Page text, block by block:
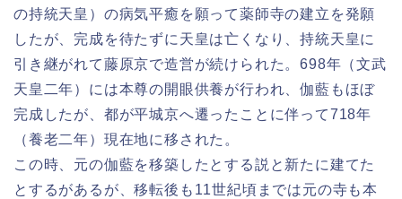
の持統天皇）の病気平癒を願って薬師寺の建立を発願
したが、完成を待たずに天皇は亡くなり、持統天皇に
引き継がれて藤原京で造営が続けられた。698年（文武
天皇二年）には本尊の開眼供養が行われ、伽藍もほぼ
完成したが、都が平城京へ遷ったことに伴って718年
（養老二年）現在地に移された。
この時、元の伽藍を移築したとする説と新たに建てた
とするがあるが、移転後も11世紀頃までは元の寺も本